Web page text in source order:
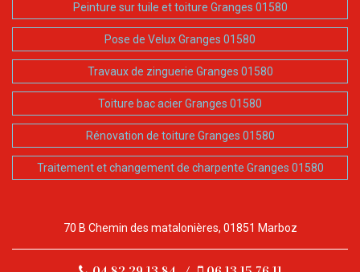
Peinture sur tuile et toiture Granges 01580
Pose de Velux Granges 01580
Travaux de zinguerie Granges 01580
Toiture bac acier Granges 01580
Rénovation de toiture Granges 01580
Traitement et changement de charpente Granges 01580
70 B Chemin des matalonières, 01851 Marboz